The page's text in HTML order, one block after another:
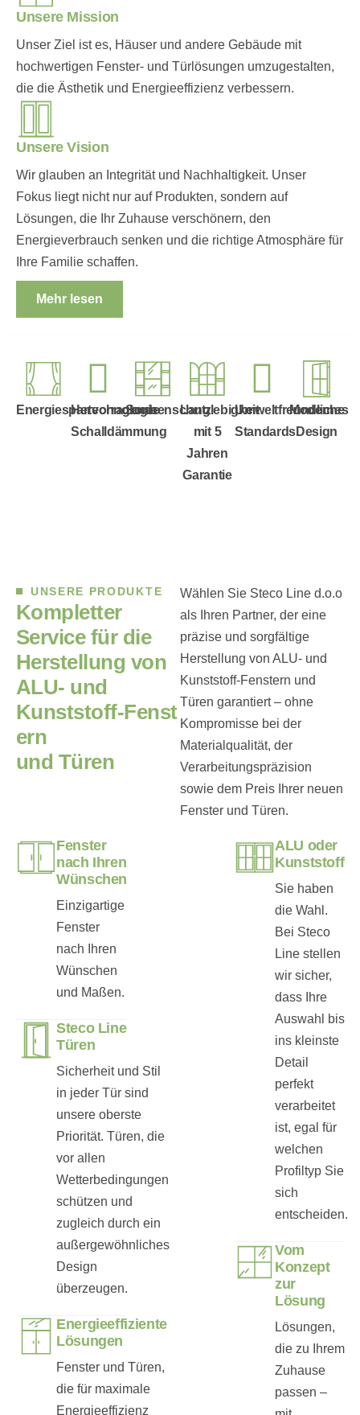
Unsere Mission
Unser Ziel ist es, Häuser und andere Gebäude mit
hochwertigen Fenster- und Türlösungen umzugestalten,
die die Ästhetik und Energieeffizienz verbessern.
Unsere Vision
Wir glauben an Integrität und Nachhaltigkeit. Unser
Fokus liegt nicht nur auf Produkten, sondern auf
Lösungen, die Ihr Zuhause verschönern, den
Energieverbrauch senken und die richtige Atmosphäre für
Ihre Familie schaffen.
Mehr lesen
Energiespartechnologie
Hervorragende
Schalldämmung
SonnenschutzLanglebigkeit
mit 5
Jahren
Garantie
Umweltfreundliche
Standards
Modernes
Design
UNSERE PRODUKTE
Kompletter
Service für die
Herstellung von
ALU- und
Kunststoff-Fenst
ern
und Türen
Wählen Sie Steco Line d.o.o
als Ihren Partner, der eine
präzise und sorgfältige
Herstellung von ALU- und
Kunststoff-Fenstern und
Türen garantiert – ohne
Kompromisse bei der
Materialqualität, der
Verarbeitungspräzision
sowie dem Preis Ihrer neuen
Fenster und Türen.
Fenster
nach Ihren
Wünschen
Einzigartige
Fenster
nach Ihren
Wünschen
und Maßen.
Steco Line
Türen
Sicherheit und Stil
in jeder Tür sind
unsere oberste
Priorität. Türen, die
vor allen
Wetterbedingungen
schützen und
zugleich durch ein
außergewöhnliches
Design
überzeugen.
Energieeffiziente
Lösungen
Fenster und Türen,
die für maximale
Energieeffizienz
ALU oder
Kunststoff
Sie haben
die Wahl.
Bei Steco
Line stellen
wir sicher,
dass Ihre
Auswahl bis
ins kleinste
Detail
perfekt
verarbeitet
ist, egal für
welchen
Profiltyp Sie
sich
entscheiden.
Vom
Konzept
zur
Lösung
Lösungen,
die zu Ihrem
Zuhause
passen –